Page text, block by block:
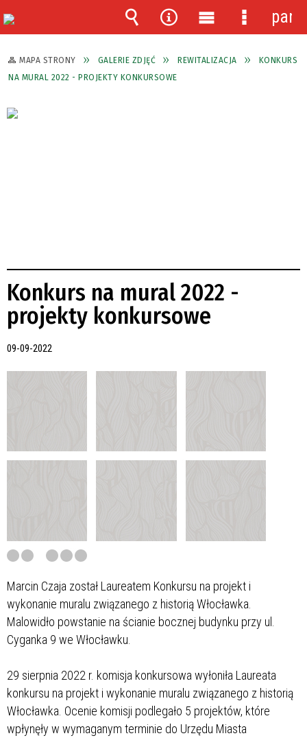
MAPA STRONY GALERIE ZDJĘĆ REWITALIZACJA
KONKURS
NA MURAL 2022 - PROJEKTY KONKURSOWE
Konkurs na mural 2022 -
projekty konkursowe
09-09-2022
Marcin Czaja został Laureatem Konkursu na projekt i
wykonanie muralu związanego z historią Włocławka.
Malowidło powstanie na ścianie bocznej budynku przy ul.
Cyganka 9 we Włocławku.
29 sierpnia 2022 r. komisja konkursowa wyłoniła Laureata
konkursu na projekt i wykonanie muralu związanego z historią
Włocławka. Ocenie komisji podlegało 5 projektów, które
wpłynęły w wymaganym terminie do Urzędu Miasta
Wyszukiwarka
Narzędzia
Menu
główne
Menu